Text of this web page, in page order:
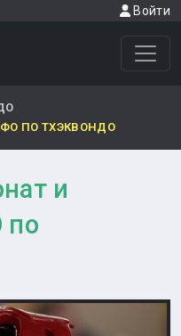
Войти
ПО ТХЭКВОНДО
и
по